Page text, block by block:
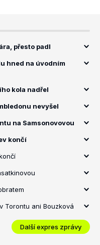
přesto padl
hned na úvodním
kola nadřel
nevyšel
na Samsonovovou
končí
Torontu ani Bouzková
Další expres zprávy